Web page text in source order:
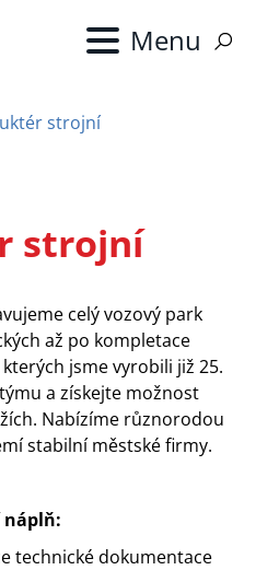
strojní
strojní
celý vozový park
až po kompletace
jsme vyrobili již 25.
a získejte možnost
Nabízíme různorodou
stabilní městské firmy.
náplň:
technické dokumentace